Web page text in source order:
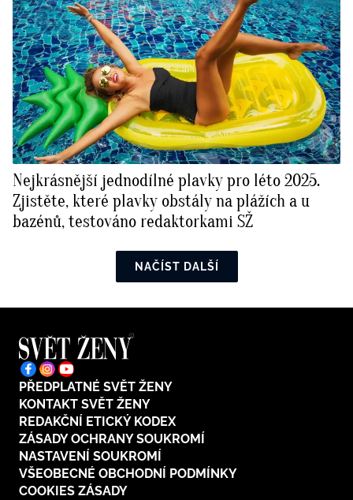
Nejkrásnější jednodílné plavky pro léto 2025.
Zjistěte, které plavky obstály na plážích a u
bazénů, testováno redaktorkami SŽ
NAČÍST DALŠÍ
PŘEDPLATNÉ SVĚT ŽENY
KONTAKT SVĚT ŽENY
REDAKČNÍ ETICKÝ KODEX
ZÁSADY OCHRANY SOUKROMÍ
NASTAVENÍ SOUKROMÍ
VŠEOBECNÉ OBCHODNÍ PODMÍNKY
COOKIES ZÁSADY